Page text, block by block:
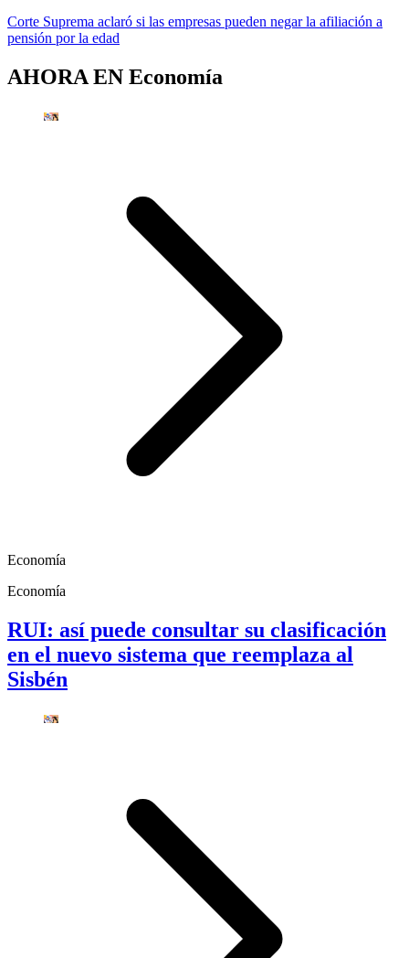
Corte Suprema aclaró si las empresas pueden negar la afiliación a
pensión por la edad
AHORA EN Economía
Economía
Economía
RUI: así puede consultar su clasificación
en el nuevo sistema que reemplaza al
Sisbén